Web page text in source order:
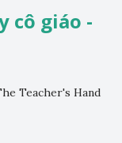
cô giáo -
Teacher's Hand